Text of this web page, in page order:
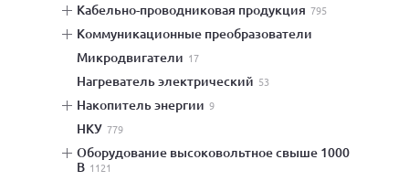
кабельно-проводниковая продукция 795
коммуникационные преобразователи
микродвигатели 17
нагреватель электрический 53
накопитель энергии 9
НКУ 779
оборудование высоковольтное свыше 1000
В 1121